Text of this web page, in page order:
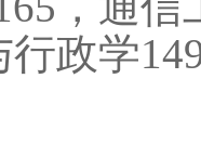
行政学